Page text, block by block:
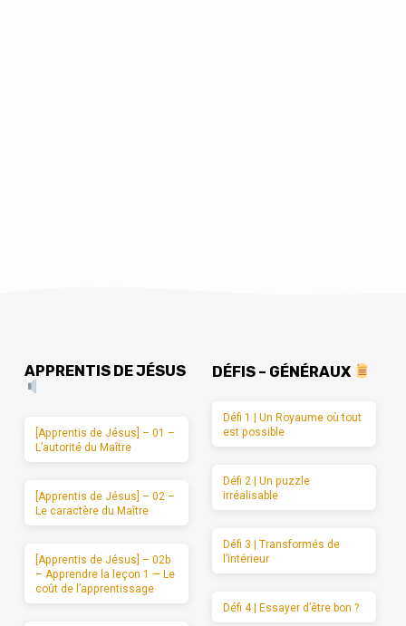
APPRENTIS DE JÉSUS
[Apprentis de Jésus] – 01 –
L’autorité du Maître
[Apprentis de Jésus] – 02 –
Le caractère du Maître
[Apprentis de Jésus] – 02b
– Apprendre la leçon 1 — Le
coût de l’apprentissage
DÉFIS – GÉNÉRAUX
Défi 1 | Un Royaume où tout
est possible
Défi 2 | Un puzzle
irréalisable
Défi 3 | Transformés de
l’intérieur
Défi 4 | Essayer d’être bon ?